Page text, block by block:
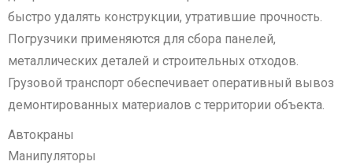
быстро удалять конструкции, утратившие прочность.
Погрузчики применяются для сбора панелей,
металлических деталей и строительных отходов.
Грузовой транспорт обеспечивает оперативный вывоз
демонтированных материалов с территории объекта.
Автокраны
Манипуляторы